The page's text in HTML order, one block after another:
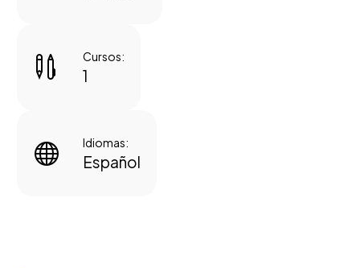

 Cursos:
1

 Idiomas:
Español